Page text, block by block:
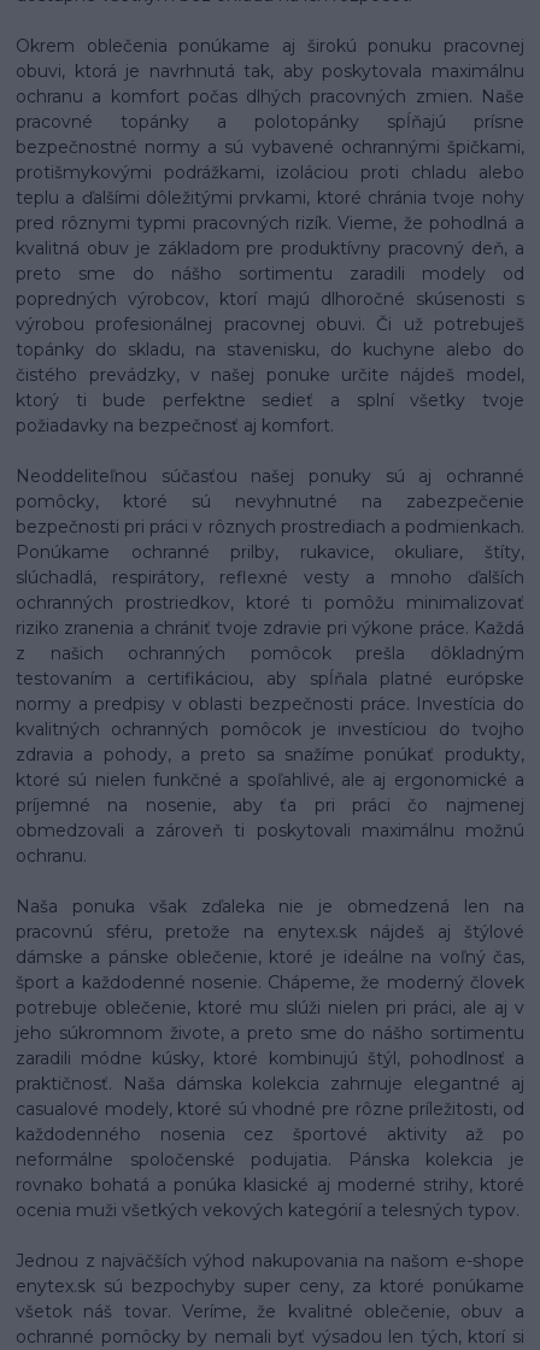
Okrem oblečenia ponúkame aj širokú ponuku pracovnej
obuvi, ktorá je navrhnutá tak, aby poskytovala maximálnu
ochranu a komfort počas dlhých pracovných zmien. Naše
pracovné topánky a polotopánky spĺňajú prísne
bezpečnostné normy a sú vybavené ochrannými špičkami,
protišmykovými podrážkami, izoláciou proti chladu alebo
teplu a ďalšími dôležitými prvkami, ktoré chránia tvoje nohy
pred rôznymi typmi pracovných rizík. Vieme, že pohodlná a
kvalitná obuv je základom pre produktívny pracovný deň, a
preto sme do nášho sortimentu zaradili modely od
popredných výrobcov, ktorí majú dlhoročné skúsenosti s
výrobou profesionálnej pracovnej obuvi. Či už potrebuješ
topánky do skladu, na stavenisku, do kuchyne alebo do
čistého prevádzky, v našej ponuke určite nájdeš model,
ktorý ti bude perfektne sedieť a splní všetky tvoje
požiadavky na bezpečnosť aj komfort.
Neoddeliteľnou súčasťou našej ponuky sú aj ochranné
pomôcky, ktoré sú nevyhnutné na zabezpečenie
bezpečnosti pri práci v rôznych prostrediach a podmienkach.
Ponúkame ochranné prilby, rukavice, okuliare, štíty,
slúchadlá, respirátory, reflexné vesty a mnoho ďalších
ochranných prostriedkov, ktoré ti pomôžu minimalizovať
riziko zranenia a chrániť tvoje zdravie pri výkone práce. Každá
z našich ochranných pomôcok prešla dôkladným
testovaním a certifikáciou, aby spĺňala platné európske
normy a predpisy v oblasti bezpečnosti práce. Investícia do
kvalitných ochranných pomôcok je investíciou do tvojho
zdravia a pohody, a preto sa snažíme ponúkať produkty,
ktoré sú nielen funkčné a spoľahlivé, ale aj ergonomické a
príjemné na nosenie, aby ťa pri práci čo najmenej
obmedzovali a zároveň ti poskytovali maximálnu možnú
ochranu.
Naša ponuka však zďaleka nie je obmedzená len na
pracovnú sféru, pretože na enytex.sk nájdeš aj štýlové
dámske a pánske oblečenie, ktoré je ideálne na voľný čas,
šport a každodenné nosenie. Chápeme, že moderný človek
potrebuje oblečenie, ktoré mu slúži nielen pri práci, ale aj v
jeho súkromnom živote, a preto sme do nášho sortimentu
zaradili módne kúsky, ktoré kombinujú štýl, pohodlnosť a
praktičnosť. Naša dámska kolekcia zahrnuje elegantné aj
casualové modely, ktoré sú vhodné pre rôzne príležitosti, od
každodenného nosenia cez športové aktivity až po
neformálne spoločenské podujatia. Pánska kolekcia je
rovnako bohatá a ponúka klasické aj moderné strihy, ktoré
ocenia muži všetkých vekových kategórií a telesných typov.
Jednou z najväčších výhod nakupovania na našom e-shope
enytex.sk sú bezpochyby super ceny, za ktoré ponúkame
všetok náš tovar. Veríme, že kvalitné oblečenie, obuv a
ochranné pomôcky by nemali byť výsadou len tých, ktorí si